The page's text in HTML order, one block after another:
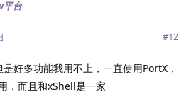
平台
#12
好多功能我用不上，一直使用PortX，
，而且和xShell是一家